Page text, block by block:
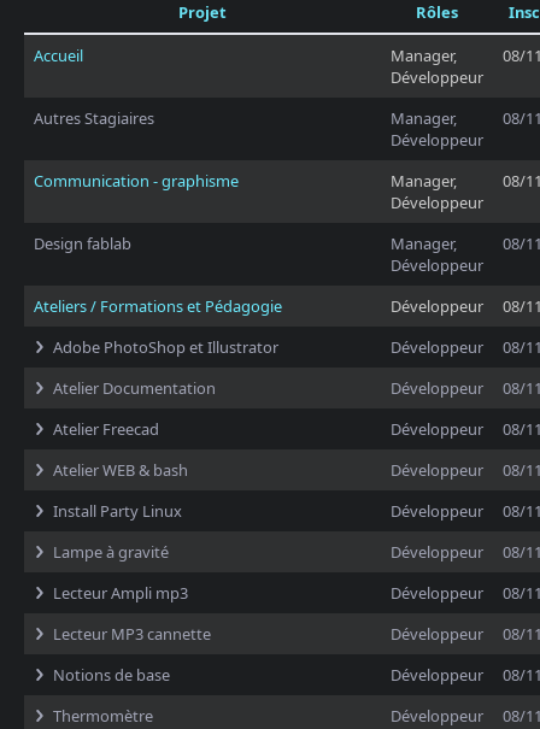
Projet Rôles
Accueil
Manager,
Développeur
08/
Autres Stagiaires
Manager,
Développeur
08/
Communication - graphisme
Manager,
Développeur
08/
Design fablab
Manager,
Développeur
08/
Ateliers / Formations et Pédagogie Développeur
08/
Adobe PhotoShop et Illustrator
Développeur
08/
Atelier Documentation
Développeur
08/
Atelier Freecad
Développeur
08/
Atelier WEB & bash
Développeur
08/
Install Party Linux
Développeur
08/
Lampe à gravité
Développeur
08/
Lecteur Ampli mp3
Développeur
08/
Lecteur MP3 cannette
Développeur
08/
Notions de base
Développeur
08/
Thermomètre
Développeur
08/